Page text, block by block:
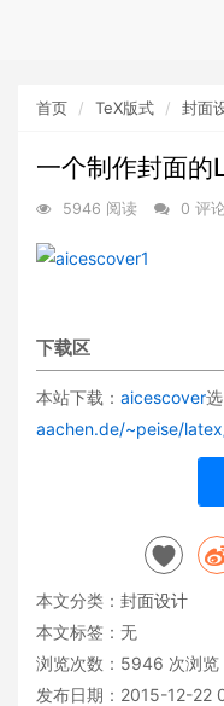
首页 TeX版式 封面
一个制作封面的
5946 阅读 0 评论
下载区
本站下载： aicescover选
aachen.de/~peise/
本文分类： 封面设计
本文标签：无
浏览次数： 5946 次浏览
发布日期：2015-12-22